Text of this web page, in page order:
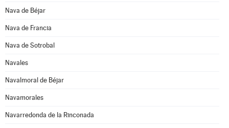
Nava de Béjar
Nava de Francia
Nava de Sotrobal
Navales
Navalmoral de Béjar
Navamorales
Navarredonda de la Rinconada